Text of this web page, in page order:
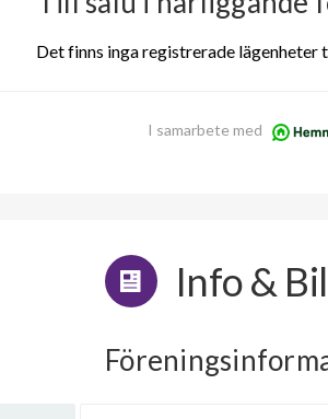
Det finns inga registrerade lägenheter
I samarbete med
Info &